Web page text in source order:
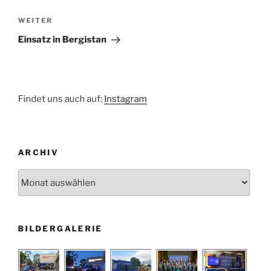
Nächster
Beitrag
WEITER
Einsatz in Bergistan
Findet uns auch auf: Instagram
ARCHIV
BILDERGALERIE